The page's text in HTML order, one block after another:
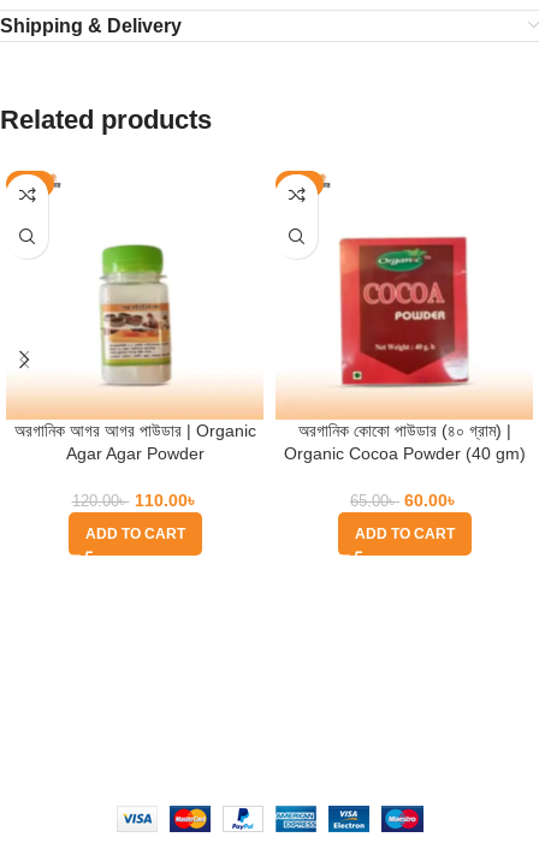
Shipping & Delivery
Related products
-8%
অরগানিক আগর আগর পাউডার | Organic
Agar Agar Powder
120.00৳ 110.00৳
ADD TO CART
-8%
অরগানিক কোকো পাউডার (৪০ গ্রাম) |
Organic Cocoa Powder (40 gm)
65.00৳ 60.00৳
ADD TO CART